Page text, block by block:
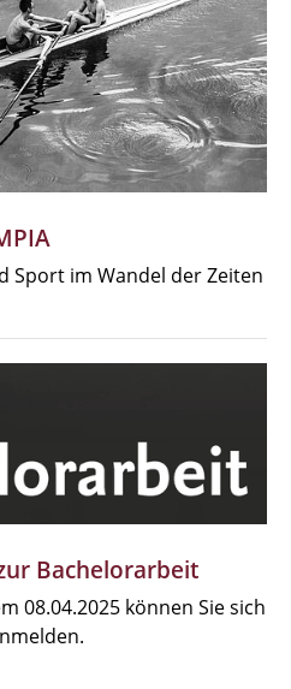
Sport im Wandel der Zeiten
Bachelorarbeit
08.04.2025 können Sie sich